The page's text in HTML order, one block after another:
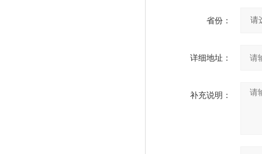
省份：
详细地址：
补充说明：